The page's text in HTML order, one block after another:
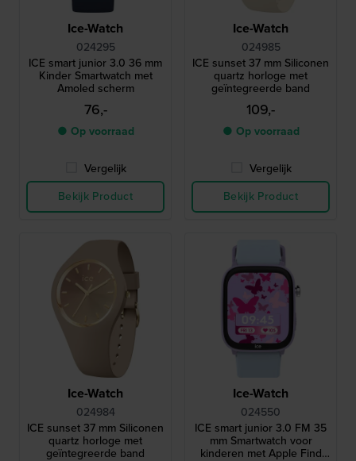
Ice-Watch
024295
ICE smart junior 3.0 36 mm
Kinder Smartwatch met
Amoled scherm
76,-
● Op voorraad
Vergelijk
Bekijk Product
Ice-Watch
024985
ICE sunset 37 mm Siliconen
quartz horloge met
geïntegreerde band
109,-
● Op voorraad
Vergelijk
Bekijk Product
Ice-Watch
024984
ICE sunset 37 mm Siliconen
quartz horloge met
geïntegreerde band
Ice-Watch
024550
ICE smart junior 3.0 FM 35
mm Smartwatch voor
kinderen met Apple Find